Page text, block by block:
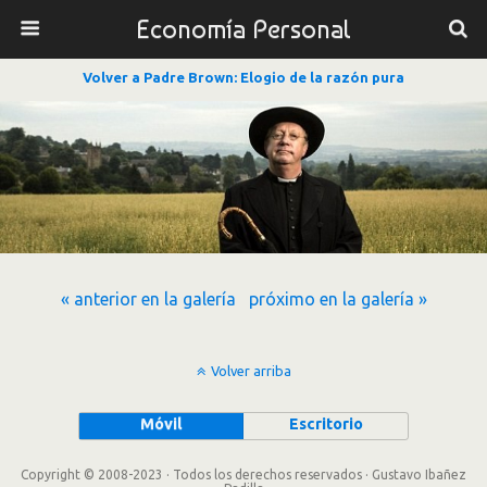
Economía Personal
Volver a Padre Brown: Elogio de la razón pura
« anterior en la galería próximo en la galería »
Volver arriba
Móvil Escritorio
Copyright © 2008-2023 · Todos los derechos reservados · Gustavo Ibañez